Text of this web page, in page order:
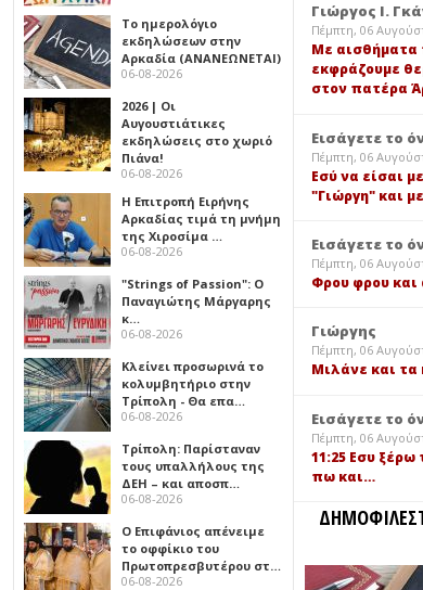
Το ημερολόγιο
εκδηλώσεων στην
Αρκαδία (ΑΝΑΝΕΩΝΕΤΑΙ)
06-08-2026
2026 | Οι
Αυγουστιάτικες
εκδηλώσεις στο χωριό
Πιάνα!
06-08-2026
Η Επιτροπή Ειρήνης
Αρκαδίας τιμά τη μνήμη
της Χιροσίμα …
06-08-2026
"Strings of Passion": Ο
Παναγιώτης Μάργαρης
κ…
06-08-2026
Κλείνει προσωρινά το
κολυμβητήριο στην
Τρίπολη - Θα επα…
06-08-2026
Τρίπολη: Παρίσταναν
τους υπαλλήλους της
ΔΕΗ – και αποσπ…
06-08-2026
Ο Επιφάνιος απένειμε
το οφφίκιο του
Πρωτοπρεσβυτέρου στ…
06-08-2026
Γιώργος Ι.
Πέμπτη, 06
Με αισθήματα
εκφράζουμε
στον πατέρα
Εισάγετε το
Πέμπτη, 06
Εσύ να είσαι
"Γιώργη" και
Εισάγετε το
Πέμπτη, 06
Φρου φρου
Γιώργης
Πέμπτη, 06
Μιλάνε και τα
Εισάγετε το
Πέμπτη, 06
11:25 Εσυ ξέρω
πω και…